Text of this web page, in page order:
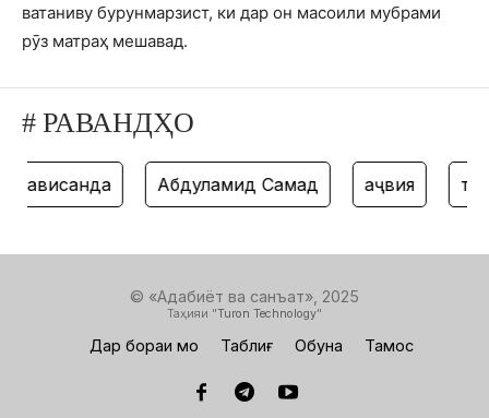
ватаниву бурунмарзист, ки дар он масоили мубрами
рӯз матраҳ мешавад.
# РАВАНДҲО
Абдулҳамид Самад ҳаҷвия танз
© «Адабиёт ва санъат», 2025
Таҳияи "Turon Technology"
Дар бораи мо Таблиғ Обуна Тамос